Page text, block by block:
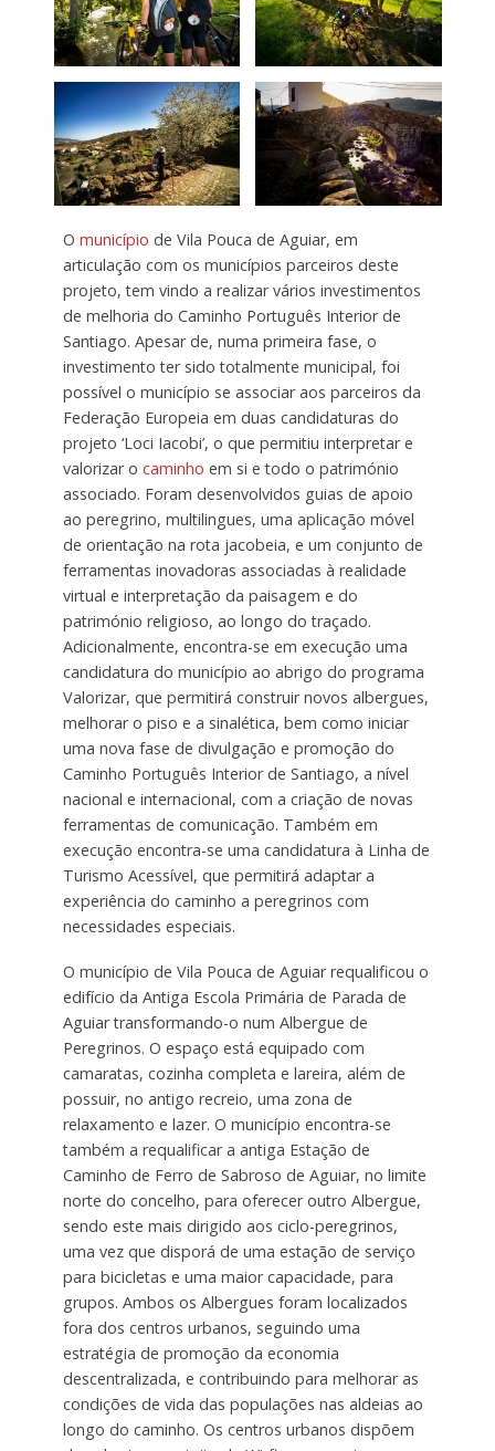
O município de Vila Pouca de Aguiar, em
articulação com os municípios parceiros deste
projeto, tem vindo a realizar vários investimentos
de melhoria do Caminho Português Interior de
Santiago. Apesar de, numa primeira fase, o
investimento ter sido totalmente municipal, foi
possível o município se associar aos parceiros da
Federação Europeia em duas candidaturas do
projeto ‘Loci Iacobi’, o que permitiu interpretar e
valorizar o caminho em si e todo o património
associado. Foram desenvolvidos guias de apoio
ao peregrino, multilingues, uma aplicação móvel
de orientação na rota jacobeia, e um conjunto de
ferramentas inovadoras associadas à realidade
virtual e interpretação da paisagem e do
património religioso, ao longo do traçado.
Adicionalmente, encontra-se em execução uma
candidatura do município ao abrigo do programa
Valorizar, que permitirá construir novos albergues,
melhorar o piso e a sinalética, bem como iniciar
uma nova fase de divulgação e promoção do
Caminho Português Interior de Santiago, a nível
nacional e internacional, com a criação de novas
ferramentas de comunicação. Também em
execução encontra-se uma candidatura à Linha de
Turismo Acessível, que permitirá adaptar a
experiência do caminho a peregrinos com
necessidades especiais.
O município de Vila Pouca de Aguiar requalificou o
edifício da Antiga Escola Primária de Parada de
Aguiar transformando-o num Albergue de
Peregrinos. O espaço está equipado com
camaratas, cozinha completa e lareira, além de
possuir, no antigo recreio, uma zona de
relaxamento e lazer. O município encontra-se
também a requalificar a antiga Estação de
Caminho de Ferro de Sabroso de Aguiar, no limite
norte do concelho, para oferecer outro Albergue,
sendo este mais dirigido aos ciclo-peregrinos,
uma vez que disporá de uma estação de serviço
para bicicletas e uma maior capacidade, para
grupos. Ambos os Albergues foram localizados
fora dos centros urbanos, seguindo uma
estratégia de promoção da economia
descentralizada, e contribuindo para melhorar as
condições de vida das populações nas aldeias ao
longo do caminho. Os centros urbanos dispõem